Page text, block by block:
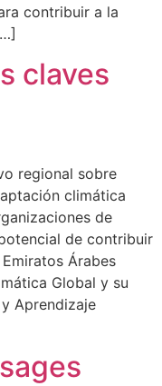
contribuir a la
claves
regional sobre
climática
de
de contribuir
Árabes
Global y su
Aprendizaje